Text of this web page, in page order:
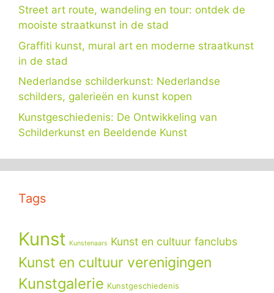
Street art route, wandeling en tour: ontdek de
mooiste straatkunst in de stad
Graffiti kunst, mural art en moderne straatkunst
in de stad
Nederlandse schilderkunst: Nederlandse
schilders, galerieën en kunst kopen
Kunstgeschiedenis: De Ontwikkeling van
Schilderkunst en Beeldende Kunst
Tags
Kunst Kunstenaars Kunst en cultuur fanclubs
Kunst en cultuur verenigingen
Kunstgalerie Kunstgeschiedenis